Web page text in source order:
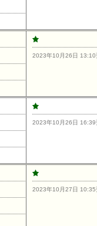
2023年10月26日 13:10
2023年10月26日 16:39
2023年10月27日 10:35